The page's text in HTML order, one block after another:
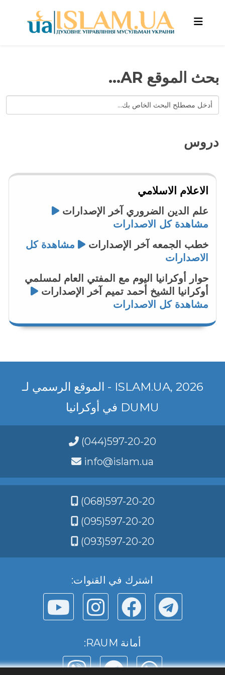
بحث الموقع AR...
دروس
الاعلام الاسلامي
علم الدين الضروري آخر الإصدارات
مشاهدة كل الاصدارات
خطب الجمعه آخر الإصدارات
مشاهدة كل
الاصدارات
حوار أوكرانيا اليوم مع المفتي العام لمسلمي
أوكرانيا الشيخ أحمد تميم آخر الإصدارات
مشاهدة كل الاصدارات
2026 ,ISLAM.UA - الموقع الرسمي لـ
DUMU في أوكرانيا
(044)597-20-20
info@islam.ua
(068)597-20-20
(095)597-20-20
(093)597-20-20
اشترك في القنوات:
أمانة RAUM: